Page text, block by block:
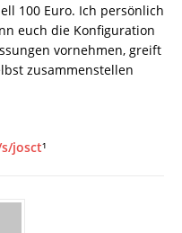
100 Euro. Ich persönlich
euch die Konfiguration
vornehmen, greift
zusammenstellen
josct¹